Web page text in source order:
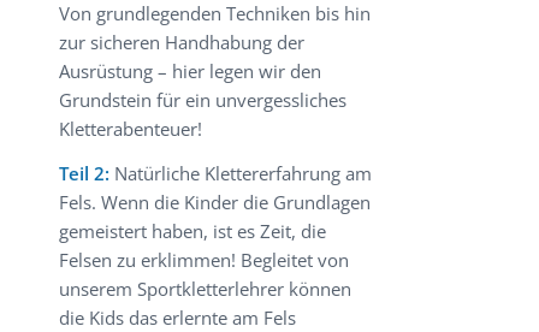
Von grundlegenden Techniken bis hin
zur sicheren Handhabung der
Ausrüstung – hier legen wir den
Grundstein für ein unvergessliches
Kletterabenteuer!
Teil 2: Natürliche Klettererfahrung am
Fels. Wenn die Kinder die Grundlagen
gemeistert haben, ist es Zeit, die
Felsen zu erklimmen! Begleitet von
unserem Sportkletterlehrer können
die Kids das erlernte am Fels